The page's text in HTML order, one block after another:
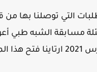
التي توصلنا بها من
مسابقة الشبه طبي
ومساعدي جراح أسنان، ومساعدي التمريض التي